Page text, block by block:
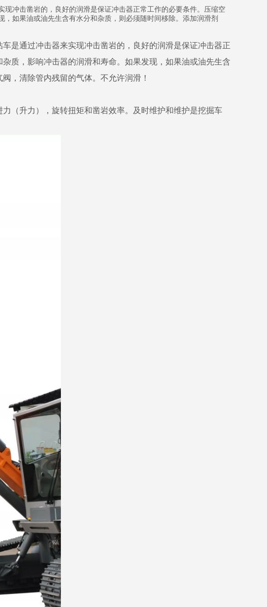
冲击凿岩的，良好的润滑是保证冲击器正常工作的必要条件。压缩空
如果油或油先生含有水分和杂质，则必须随时间移除。添加润滑剂
通过冲击器来实现冲击凿岩的，良好的润滑是保证冲击器正
质，影响冲击器的润滑和寿命。如果发现，如果油或油先生含
，清除管内残留的气体。不允许润滑！
（升力），旋转扭矩和凿岩效率。及时维护和维护是挖掘车